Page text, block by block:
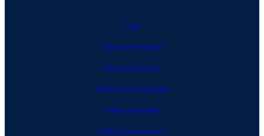
Legal
Política de Privacidad
Términos de Servicio
Política de Uso Aceptable
Política de Cookies
Política de Devoluciones